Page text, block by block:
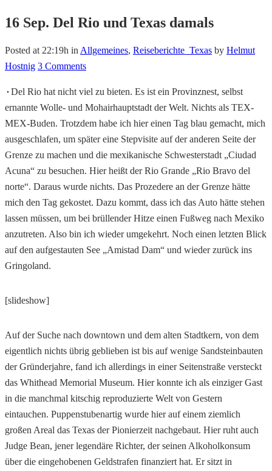
16 Sep. Del Rio und Texas damals
Posted at 22:19h in Allgemeines, Reiseberichte_Texas by Helmut
Hostnig 3 Comments
Del Rio hat nicht viel zu bieten. Es ist ein Provinznest, selbst
ernannte Wolle- und Mohairhauptstadt der Welt. Nichts als TEX-
MEX-Buden. Trotzdem habe ich hier einen Tag blau gemacht, mich
ausgeschlafen, um später eine Stepvisite auf der anderen Seite der
Grenze zu machen und die mexikanische Schwesterstadt „Ciudad
Acuna“ zu besuchen. Hier heißt der Rio Grande „Rio Bravo del
norte“. Daraus wurde nichts. Das Prozedere an der Grenze hätte
mich den Tag gekostet. Dazu kommt, dass ich das Auto hätte stehen
lassen müssen, um bei brüllender Hitze einen Fußweg nach Mexiko
anzutreten. Also bin ich wieder umgekehrt. Noch einen letzten Blick
auf den aufgestauten See „Amistad Dam“ und wieder zurück ins
Gringoland.
[slideshow]
Auf der Suche nach downtown und dem alten Stadtkern, von dem
eigentlich nichts übrig geblieben ist bis auf wenige Sandsteinbauten
der Gründerjahre, fand ich allerdings in einer Seitenstraße versteckt
das Whithead Memorial Museum. Hier konnte ich als einziger Gast
in die manchmal kitschig reproduzierte Welt von Gestern
eintauchen. Puppenstubenartig wurde hier auf einem ziemlich
großen Areal das Texas der Pionierzeit nachgebaut. Hier ruht auch
Judge Bean, jener legendäre Richter, der seinen Alkoholkonsum
über die eingehobenen Geldstrafen finanziert hat. Er sitzt in